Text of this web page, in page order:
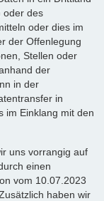
oder des
oder dies im
der Offenlegung
Stellen oder
der
in der
in
im Einklang mit den
uns vorrangig auf
einen
vom 10.07.2023
haben wir